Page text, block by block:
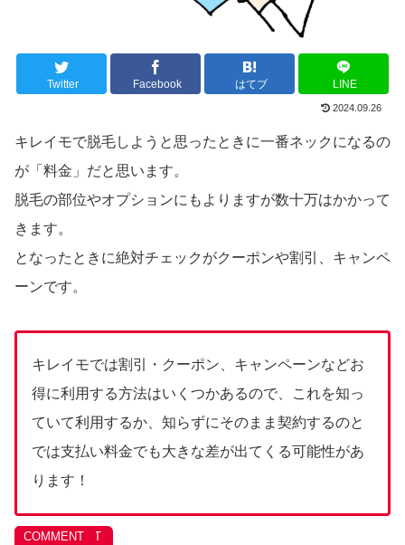
Twitter Facebook はてブ LINE
2024.09.26
キレイモで脱毛しようと思ったときに一番ネックになるの
が「料金」だと思います。
脱毛の部位やオプションにもよりますが数十万はかかって
きます。
となったときに絶対チェックがクーポンや割引、キャンペ
ーンです。
キレイモでは割引・クーポン、キャンペーンなどお
得に利用する方法はいくつかあるので、これを知っ
ていて利用するか、知らずにそのまま契約するのと
では支払い料金でも大きな差が出てくる可能性があ
ります！